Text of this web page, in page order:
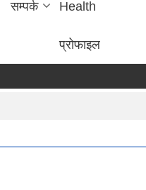
सम्पर्क Health
प्रोफाइल